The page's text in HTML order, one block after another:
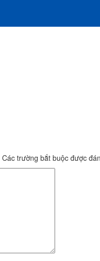
Các trường bắt buộc được